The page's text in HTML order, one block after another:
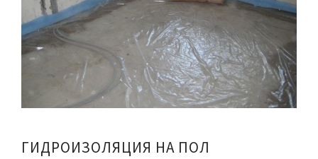
ГИДРОИЗОЛЯЦИЯ НА ПОЛ